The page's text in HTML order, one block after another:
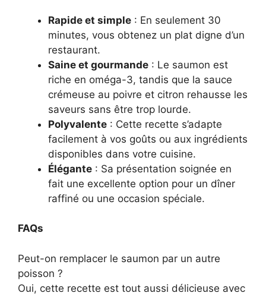
Rapide et simple : En seulement 30
minutes, vous obtenez un plat digne d’un
restaurant.
Saine et gourmande : Le saumon est
riche en oméga-3, tandis que la sauce
crémeuse au poivre et citron rehausse les
saveurs sans être trop lourde.
Polyvalente : Cette recette s’adapte
facilement à vos goûts ou aux ingrédients
disponibles dans votre cuisine.
Élégante : Sa présentation soignée en
fait une excellente option pour un dîner
raffiné ou une occasion spéciale.
FAQs
Peut-on remplacer le saumon par un autre
poisson ?
Oui, cette recette est tout aussi délicieuse avec